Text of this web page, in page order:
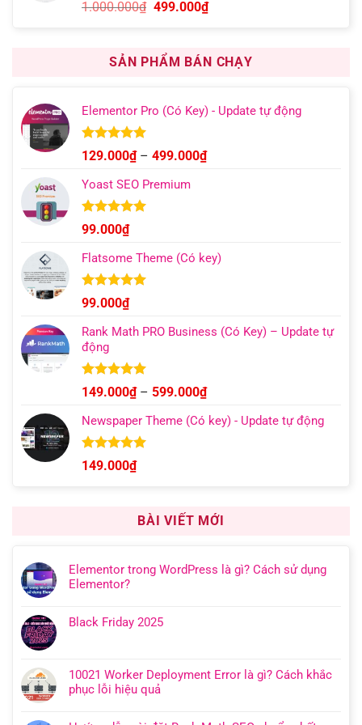
dựa trên
1.000.000₫ Giá
1.000.000₫.
499.000₫Giá
là:
499.000₫.
SẢN PHẨM BÁN CHẠY
Elementor Pro (Có Key) - Update tự động
Được xếp
hạng4.93
5 sao
129.000₫ – 499.000₫Khoảng
Yoast SEO Premium
Được xếp
hạng 4.96
5 sao
99.000₫
Flatsome Theme (Có key)
Được xếp
hạng 4.95
5 sao
99.000₫
Rank Math PRO Business (Có Key) – Update tự
động
Được xếp
hạng 5.00
5 sao
149.000₫ – 599.000₫Khoảng
từ
Newspaper Theme (Có key) - Update tự động
Được xếp
hạng 4.92
149.000₫
BÀI VIẾT MỚI
Elementor trong WordPress là gì? Cách sử dụng
Elementor?
Black Friday 2025
10021 Worker Deployment Error là gì? Cách khắc
phục lỗi hiệu quả